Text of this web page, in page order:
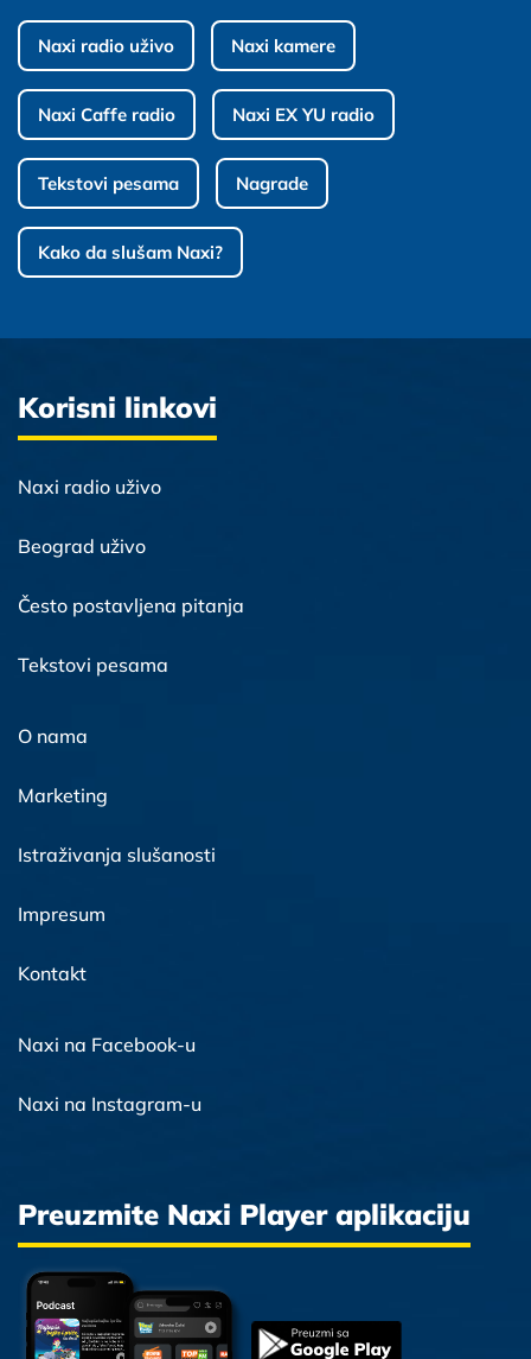
Naxi radio uživo Naxi kamere
Naxi Caffe radio Naxi EX YU radio
Tekstovi pesama Nagrade
Kako da slušam Naxi?
Korisni linkovi
Naxi radio uživo
Beograd uživo
Često postavljena pitanja
Tekstovi pesama
O nama
Marketing
Istraživanja slušanosti
Impresum
Kontakt
Naxi na Facebook-u
Naxi na Instagram-u
Preuzmite Naxi Player aplikaciju